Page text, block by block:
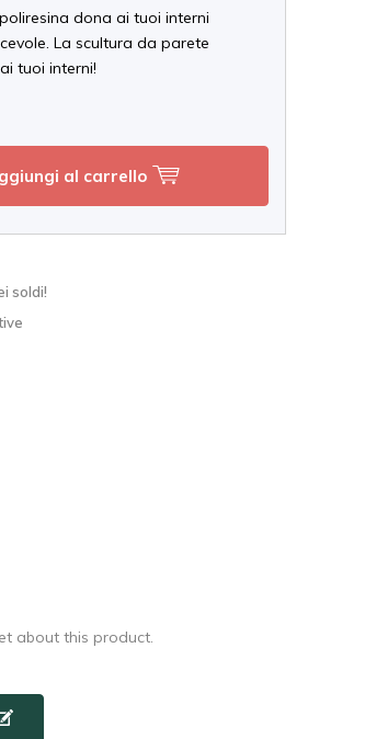
dona ai tuoi interni
La scultura da parete
tuoi interni!
al carrello
soldi!
about this product.